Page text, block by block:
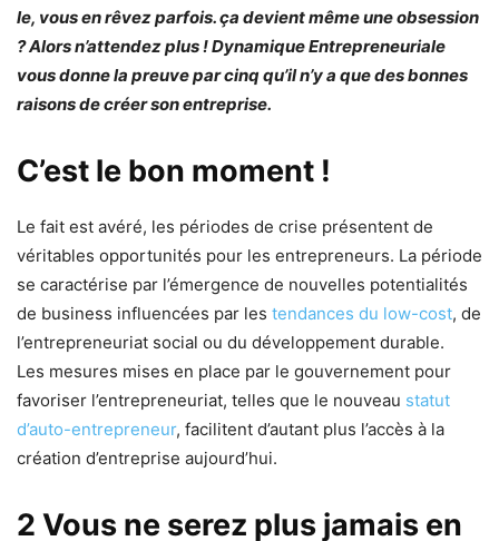
le, vous en rêvez parfois. ça devient même une obsession
? Alors n’attendez plus ! Dynamique Entrepreneuriale
vous donne la preuve par cinq qu’il n’y a que des bonnes
raisons de créer son entreprise.
C’est le bon moment !
Le fait est avéré, les périodes de crise présentent de
véritables opportunités pour les entrepreneurs. La période
se caractérise par l’émergence de nouvelles potentialités
de business influencées par les tendances du low-cost, de
l’entrepreneuriat social ou du développement durable.
Les mesures mises en place par le gouvernement pour
favoriser l’entrepreneuriat, telles que le nouveau statut
d’auto-entrepreneur, facilitent d’autant plus l’accès à la
création d’entreprise aujourd’hui.
2 Vous ne serez plus jamais en